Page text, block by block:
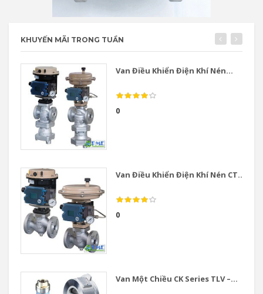
KHUYẾN MÃI TRONG TUẦN
Van Điều Khiển Điện Khí Nén...
0
Van Điều Khiển Điện Khí Nén CT...
0
Van Một Chiều CK Series TLV –...